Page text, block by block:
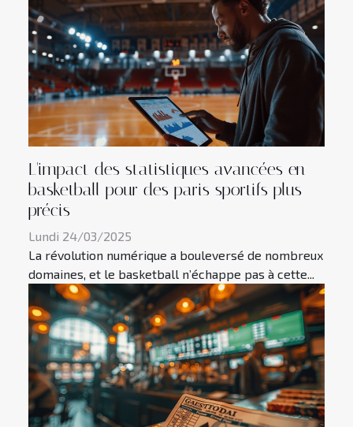
L'impact des statistiques avancées en
basketball pour des paris sportifs plus
précis
Lundi 24/03/2025
La révolution numérique a bouleversé de nombreux
domaines, et le basketball n’échappe pas à cette...